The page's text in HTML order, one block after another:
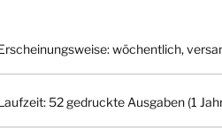
wöchentlich,
52 gedruckte Ausgaben (1